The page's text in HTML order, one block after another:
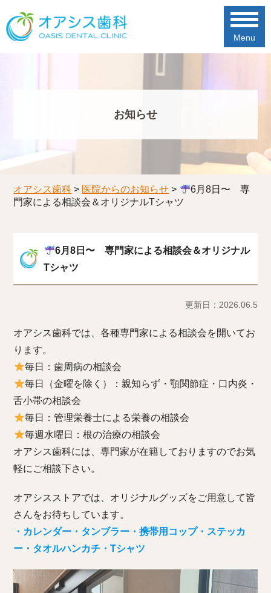
Menu
お知らせ
オアシス歯科 > 医院からのお知らせ >
6月8日〜 専
門家による相談会＆オリジナルTシャツ
6月8日〜 専門家による相談会＆オリジナル
Tシャツ
更新日：2026.06.5
オアシス歯科では、各種専門家による相談会を開いてお
ります。
毎日：歯周病の相談会
毎日（金曜を除く）：親知らず・顎関節症・口内炎・
舌小帯の相談会
毎日：管理栄養士による栄養の相談会
毎週水曜日：根の治療の相談会
オアシス歯科には、専門家が在籍しておりますのでお気
軽にご相談下さい。
オアシスストアでは、オリジナルグッズをご用意して皆
さんをお待ちしています。
・カレンダー・タンブラー・携帯用コップ・ステッカ
ー・タオルハンカチ・Tシャツ